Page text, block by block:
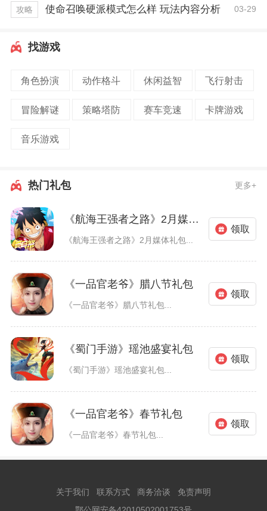
攻略 使命召唤硬派模式怎么样 玩法内容分析 03-29
找游戏
角色扮演 动作格斗 休闲益智 飞行射击
冒险解谜 策略塔防 赛车竞速 卡牌游戏
音乐游戏
热门礼包 更多+
《航海王强者之路》2月媒体礼包
《航海王强者之路》2月媒体礼包...
领取
《一品官老爷》腊八节礼包
《一品官老爷》腊八节礼包...
领取
《蜀门手游》瑶池盛宴礼包
《蜀门手游》瑶池盛宴礼包...
领取
《一品官老爷》春节礼包
《一品官老爷》春节礼包...
领取
关于我们 联系方式 商务洽谈
免责声明